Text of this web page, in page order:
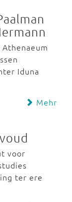
Iduna
Mehr
voor
ter ere